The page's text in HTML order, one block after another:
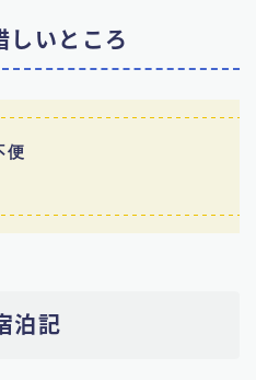
しいところ
便
泊記